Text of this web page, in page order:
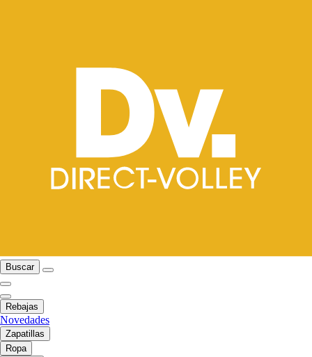
Buscar
Rebajas
Novedades
Zapatillas
Ropa